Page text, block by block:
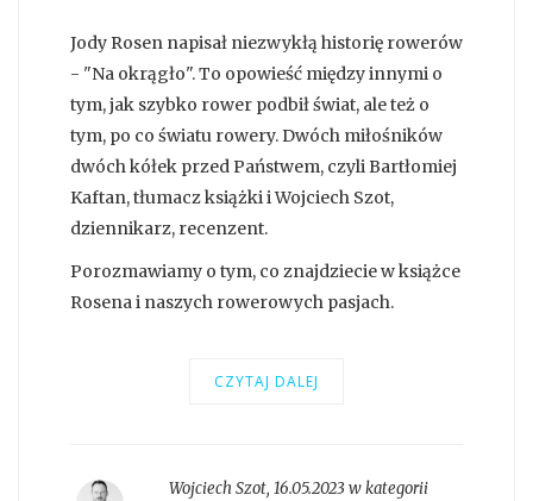
Jody Rosen napisał niezwykłą historię rowerów
- "Na okrągło". To opowieść między innymi o
tym, jak szybko rower podbił świat, ale też o
tym, po co światu rowery. Dwóch miłośników
dwóch kółek przed Państwem, czyli Bartłomiej
Kaftan, tłumacz książki i Wojciech Szot,
dziennikarz, recenzent.
Porozmawiamy o tym, co znajdziecie w książce
Rosena i naszych rowerowych pasjach.
CZYTAJ DALEJ
Wojciech Szot, 16.05.2023 w kategorii